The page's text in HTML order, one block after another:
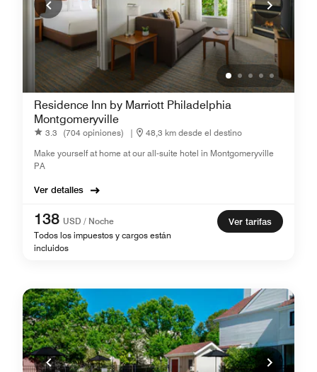
Residence Inn by Marriott Philadelphia
Montgomeryville
3.3 (704 opiniones) |
48,3 km desde el destino
Make yourself at home at our all-suite hotel in Montgomeryville
PA
Ver detalles
138 USD / Noche
Todos los impuestos y cargos están
incluidos
Ver tarifas